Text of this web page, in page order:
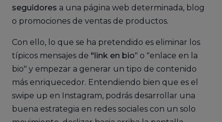
seguidores a una página web determinada, blog
o promociones de ventas de productos.
Con ello, lo que se ha pretendido es eliminar los
típicos mensajes de "link en bio" o "enlace en la
bio" y empezar a generar un tipo de contenido
más enriquecedor. Entendiendo bien que es el
swipe up en Instagram, podrás desarrollar una
buena estrategia en redes sociales con un solo